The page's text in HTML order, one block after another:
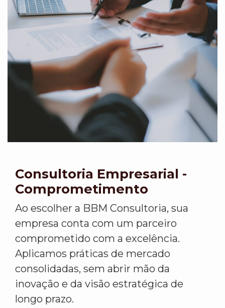
Consultoria Empresarial -
Comprometimento
Ao escolher a BBM Consultoria, sua
empresa conta com um parceiro
comprometido com a excelência.
Aplicamos práticas de mercado
consolidadas, sem abrir mão da
inovação e da visão estratégica de
longo prazo.